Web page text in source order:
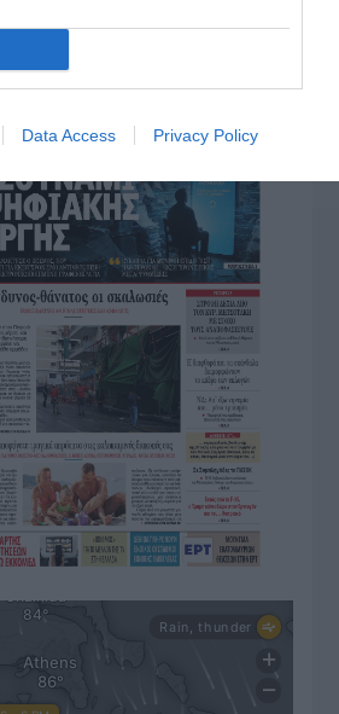
Data Access Privacy Policy